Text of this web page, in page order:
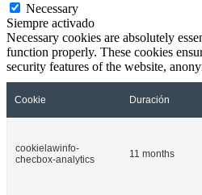
Necessary
Siempre activado
Necessary cookies are absolutely
function properly. These cookies
security features of the website,
Cookie Duración
cookielawinfo-
checbox-analytics
11 months